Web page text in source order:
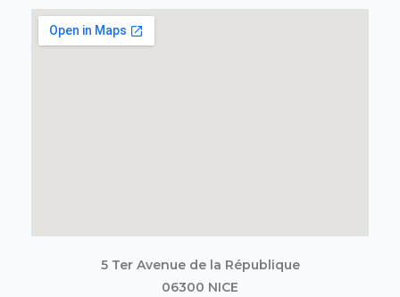
5 Ter Avenue de la République
06300 NICE